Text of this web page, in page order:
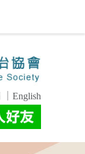
English